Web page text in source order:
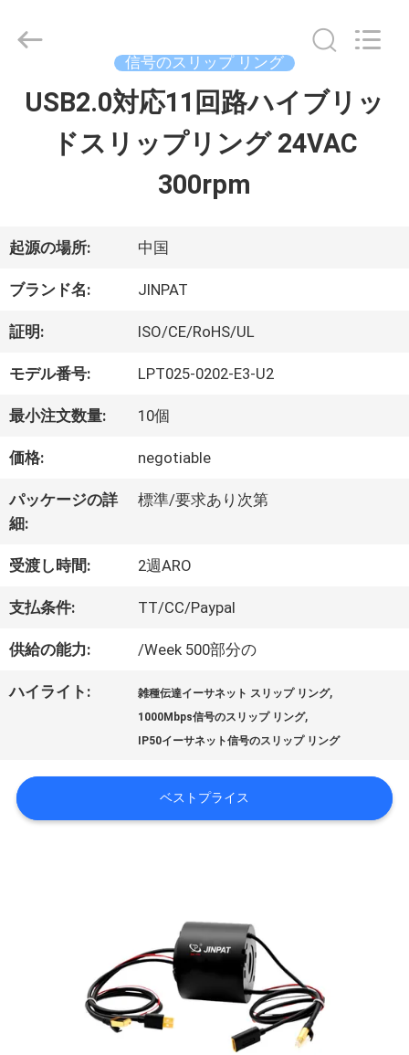
VR
シ
ョ
ー
私
達
に
つ
い
場
旅
信号のスリップ リング
USB2.0対応11回路ハイブリッ
ドスリップリング 24VAC
300rpm
起源の場所: 中国
ブランド名: JINPAT
証明: ISO/CE/RoHS/UL
モデル番号: LPT025-0202-E3-U2
最小注文数量: 10個
価格: negotiable
パッケージの詳
細:
標準/要求あり次第
受渡し時間: 2週ARO
支払条件: TT/CC/Paypal
供給の能力: /Week 500部分の
ハイライト: 雑種伝達イーサネット スリップ リング,
1000Mbps信号のスリップ リング,
IP50イーサネット信号のスリップ リング
ベストプライス